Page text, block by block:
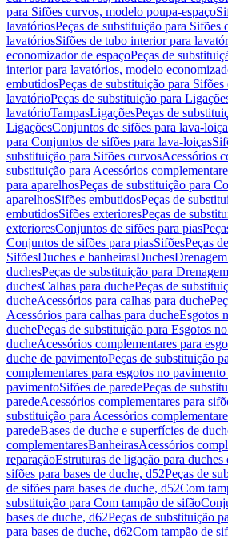
para Sifões curvos, modelo poupa-espaço
lavatóriosPeças de substituição para Sifões
lavatóriosSifões de tubo interior para
economizador de espaçoPeças de
interior para lavatórios, modelo
embutidosPeças de substituição para
lavatórioPeças de substituição para
lavatórioTampasLigaçõesPeças de
LigaçõesConjuntos de sifões para lava-
para Conjuntos de sifões para lava-loiças
substituição para Sifões curvosAcessórios
substituição para Acessórios
para aparelhosPeças de substituição para
aparelhosSifões embutidosPeças de
embutidosSifões exterioresPeças de
exterioresConjuntos de sifões para pias
Conjuntos de sifões para piasSifõesPeças
SifõesDuches e banheirasDuches
duchesPeças de substituição para
duchesCalhas para duchePeças de
ducheAcessórios para calhas para duche
Acessórios para calhas para ducheEsgotos
duchePeças de substituição para Esgotos
ducheAcessórios complementares para
duche de pavimentoPeças de substituição
complementares para esgotos no
pavimentoSifões de paredePeças de
paredeAcessórios complementares para
substituição para Acessórios
paredeBases de duche e superfícies de
complementaresBanheirasAcessórios
reparaçãoEstruturas de ligação para duches
sifões para bases de duche, d52Peças de
de sifões para bases de duche, d52Com
substituição para Com tampão de sifão
bases de duche, d62Peças de substituição
para bases de duche, d62Com tampão de